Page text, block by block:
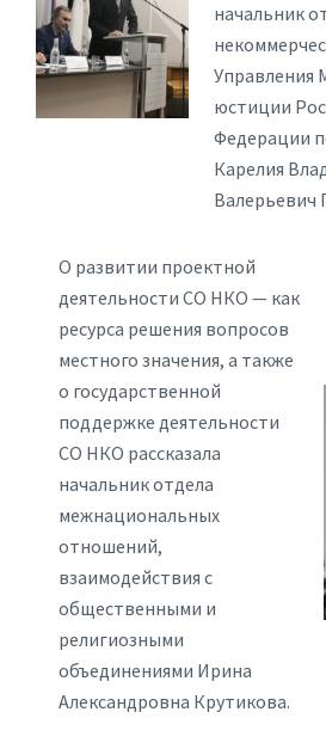
начальник
Управления
юстиции
Федерации
Карелия
Валерьевич
О развитии проектной
деятельности СО НКО — как
ресурса решения вопросов
местного значения, а также
о государственной
поддержке деятельности
СО НКО рассказала
начальник отдела
межнациональных
отношений,
взаимодействия с
общественными и
религиозными
объединениями Ирина
Александровна Крутикова.